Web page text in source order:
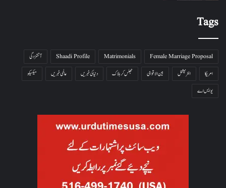
Tags
Female Marriage Proposal
Matrimonials
Shaadi Profile
آتشزدگی
امریکا
انٹرنیشنل بین الاقوامی جھلس کر ہلاک دنیا کی خبریں عالمی خبریں
میکسیکو
یو ایس اے